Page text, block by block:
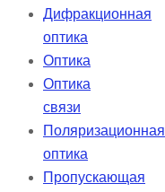
Дифракционная
оптика
Оптика
Оптика
связи
Поляризационная
оптика
Пропускающая